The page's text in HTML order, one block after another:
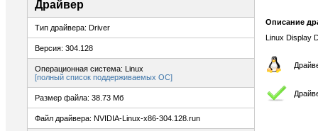
Драйвер
Тип драйвера: Driver
Версия: 304.128
Операционная система: Linux
[полный список поддерживаемых ОС]
Размер файла: 38.73 Мб
Файл драйвера: NVIDIA-Linux-x86-304.128.run
Описание
Linux Display